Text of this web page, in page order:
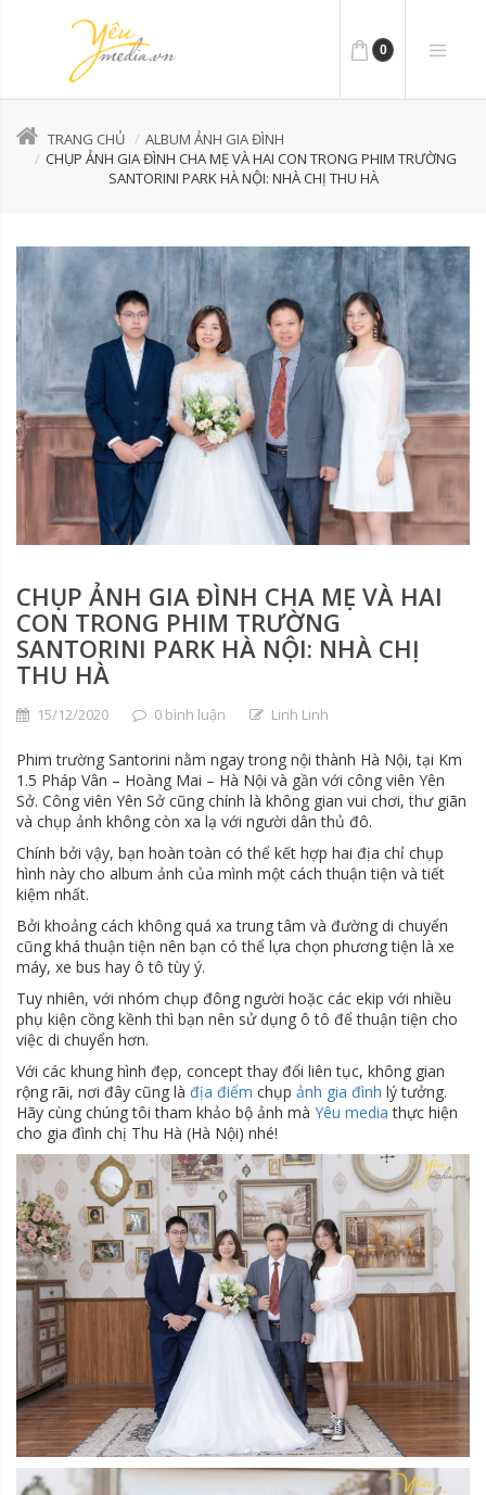
0
TRANG CHỦ
ALBUM ẢNH GIA ĐÌNH
CHỤP ẢNH GIA ĐÌNH CHA MẸ VÀ HAI CON TRONG PHIM TRƯỜNG
SANTORINI PARK HÀ NỘI: NHÀ CHỊ THU HÀ
CHỤP ẢNH GIA ĐÌNH CHA MẸ VÀ HAI
CON TRONG PHIM TRƯỜNG
SANTORINI PARK HÀ NỘI: NHÀ CHỊ
THU HÀ
15/12/2020 0 bình luận Linh Linh
Phim trường Santorini nằm ngay trong nội thành Hà Nội, tại Km
1.5 Pháp Vân – Hoàng Mai – Hà Nội và gần với công viên Yên
Sở. Công viên Yên Sở cũng chính là không gian vui chơi, thư giãn
và chụp ảnh không còn xa lạ với người dân thủ đô.
Chính bởi vậy, bạn hoàn toàn có thể kết hợp hai địa chỉ chụp
hình này cho album ảnh của mình một cách thuận tiện và tiết
kiệm nhất.
Bởi khoảng cách không quá xa trung tâm và đường di chuyển
cũng khá thuận tiện nên bạn có thể lựa chọn phương tiện là xe
máy, xe bus hay ô tô tùy ý.
Tuy nhiên, với nhóm chụp đông người hoặc các ekip với nhiều
phụ kiện cồng kềnh thì bạn nên sử dụng ô tô để thuận tiện cho
việc di chuyển hơn.
Với các khung hình đẹp, concept thay đổi liên tục, không gian
rộng rãi, nơi đây cũng là địa điểm chụp ảnh gia đình lý tưởng.
Hãy cùng chúng tôi tham khảo bộ ảnh mà Yêu media thực hiện
cho gia đình chị Thu Hà (Hà Nội) nhé!